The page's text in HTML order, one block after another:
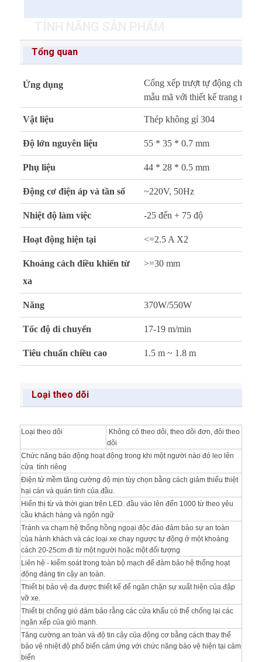
Tổng quan
Ứng dụng
Cổng xếp trượt tự động cho cơ
mẫu mã với thiết kế trang nhã
Vật liệu Thép không gỉ 304
Độ lớn nguyên liệu 55 * 35 * 0.7 mm
Phụ liệu 44 * 28 * 0.5 mm
Động cơ điện áp và tần số ~220V, 50Hz
Nhiệt độ làm việc -25 đến + 75 độ
Hoạt động hiện tại <=2.5 A X2
Khoảng cách điều khiển từ
xa
>=30 mm
Năng 370W/550W
Tốc độ di chuyển 17-19 m/min
Tiêu chuẩn chiều cao 1.5 m ~ 1.8 m
Loại theo dõi
Loại theo dõi
Không có theo dõi, theo dõi đơn, đôi theo
dõi
Chức năng báo động hoạt động trong khi một người nào đó leo lên
cửa tính riêng
Điện tử mềm tăng cường độ mịn tùy chọn bằng cách giảm thiểu thiệt
hại cán và quán tính của đầu.
Hiển thị từ và thời gian trên LED. đầu vào lên đến 1000 từ theo yêu
cầu khách hàng và ngôn ngữ
Tránh va chạm hệ thống hồng ngoại độc đáo đảm bảo sự an toàn
của hành khách và các loại xe chạy ngược tự động ở một khoảng
cách 20-25cm đi từ một người hoặc một đối tượng
Liên hệ - kiểm soát trong toàn bộ mạch để đảm bảo hệ thống hoạt
động đáng tin cậy an toàn.
Thiết bị bảo vệ đa được thiết kế để ngăn chặn sự xuất hiện của đập
vỡ xe.
Thiết bị chống gió đảm bảo rằng các cửa khẩu có thể chống lại các
ngăn xếp của gió mạnh.
Tăng cường an toàn và độ tin cậy của động cơ bằng cách thay thế
bảo vệ nhiệt độ phổ biến cảm ứng với chức năng bảo vệ hiện tại cảm
biến